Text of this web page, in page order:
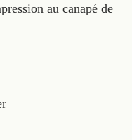
au canapé de